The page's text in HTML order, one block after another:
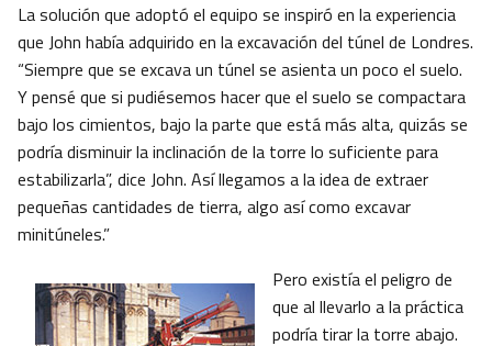
La solución que adoptó el equipo se inspiró en la experiencia
que John había adquirido en la excavación del túnel de Londres.
“Siempre que se excava un túnel se asienta un poco el suelo.
Y pensé que si pudiésemos hacer que el suelo se compactara
bajo los cimientos, bajo la parte que está más alta, quizás se
podría disminuir la inclinación de la torre lo suficiente para
estabilizarla”, dice John. Así llegamos a la idea de extraer
pequeñas cantidades de tierra, algo así como excavar
minitúneles.”
Pero existía el peligro de
que al llevarlo a la práctica
podría tirar la torre abajo.